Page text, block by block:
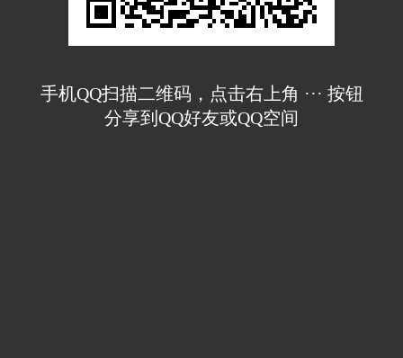
手机QQ扫描二维码，点击右上角 ··· 按钮
分享到QQ好友或QQ空间